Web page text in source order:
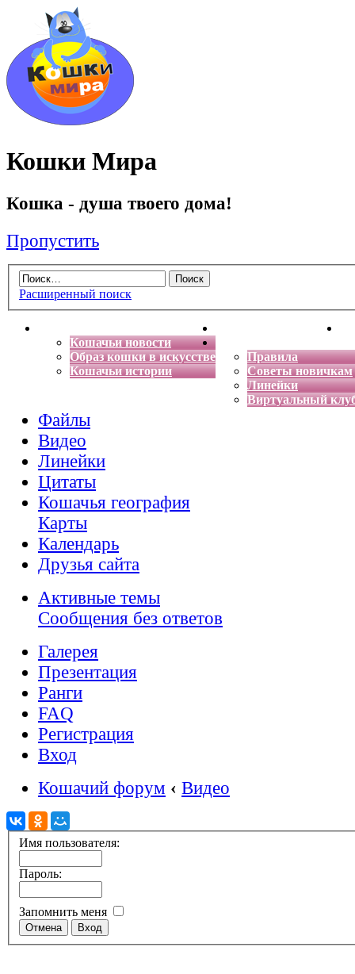
Кошки Мира
Кошка - душа твоего дома!
Пропустить
Расширенный поиск
Кошачьи новости
Образ кошки в искусстве
Кошачьи истории
Энциклопедия кошек
Правила
Советы новичкам
Линейки
Виртуальный
Файлы
Видео
Линейки
Цитаты
Кошачья география
Карты
Календарь
Друзья сайта
Активные темы
Сообщения без ответов
Галерея
Презентация
Ранги
FAQ
Регистрация
Вход
Кошачий форум ‹ Видео
Имя пользователя:
Пароль:
Запомнить меня